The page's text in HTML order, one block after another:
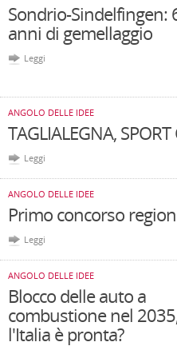
Sondrio-Sindelfingen:
anni di gemellaggio
Leggi
ANGOLO DELLE IDEE
TAGLIALEGNA,
Leggi
ANGOLO DELLE IDEE
Primo concorso
Leggi
ANGOLO DELLE IDEE
Blocco delle auto a
combustione nel
l'Italia è pronta?